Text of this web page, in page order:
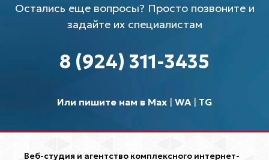
Остались еще вопросы? Просто позвоните и
задайте их специалистам
8 (924) 311-3435
Или пишите нам в Max| WA| TG
Веб-студия и агентство комплексного интернет-